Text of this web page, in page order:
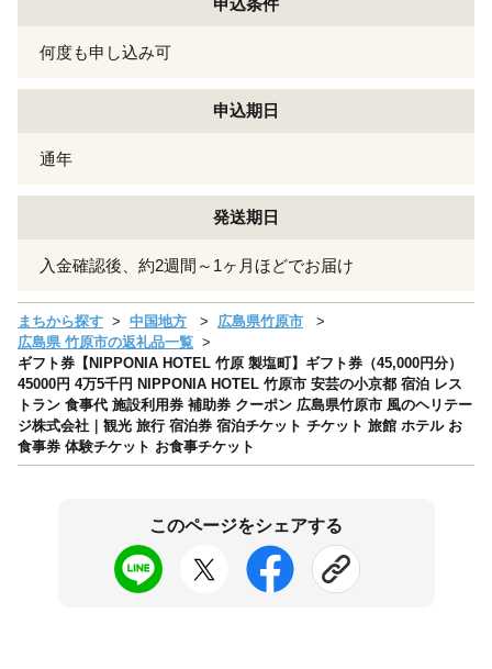
何度も申し込み可
申込期日
通年
発送期日
入金確認後、約2週間～1ヶ月ほどでお届け
まちから探す 中国地方
広島県竹原市
広島県 竹原市の返礼品一覧
ギフト券【NIPPONIA HOTEL 竹原 製塩町】ギフト券（45,000円分）
45000円 4万5千円 NIPPONIA HOTEL 竹原市 安芸の小京都 宿泊 レス
トラン 食事代 施設利用券 補助券 クーポン 広島県竹原市 風のヘリテー
ジ株式会社｜観光 旅行 宿泊券 宿泊チケット チケット 旅館 ホテル お
食事券 体験チケット お食事チケット
このページをシェアする